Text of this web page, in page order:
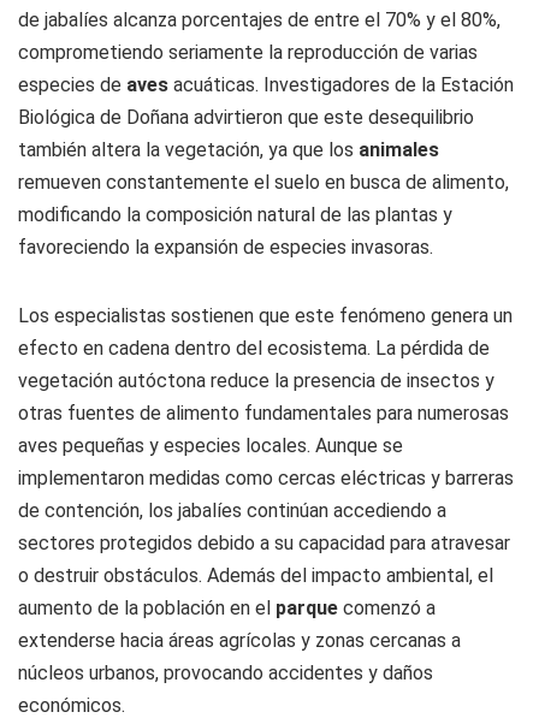
de jabalíes alcanza porcentajes de entre el 70% y el 80%,
comprometiendo seriamente la reproducción de varias
especies de aves acuáticas. Investigadores de la Estación
Biológica de Doñana advirtieron que este desequilibrio
también altera la vegetación, ya que los animales
remueven constantemente el suelo en busca de alimento,
modificando la composición natural de las plantas y
favoreciendo la expansión de especies invasoras.
Los especialistas sostienen que este fenómeno genera un
efecto en cadena dentro del ecosistema. La pérdida de
vegetación autóctona reduce la presencia de insectos y
otras fuentes de alimento fundamentales para numerosas
aves pequeñas y especies locales. Aunque se
implementaron medidas como cercas eléctricas y barreras
de contención, los jabalíes continúan accediendo a
sectores protegidos debido a su capacidad para atravesar
o destruir obstáculos. Además del impacto ambiental, el
aumento de la población en el parque comenzó a
extenderse hacia áreas agrícolas y zonas cercanas a
núcleos urbanos, provocando accidentes y daños
económicos.